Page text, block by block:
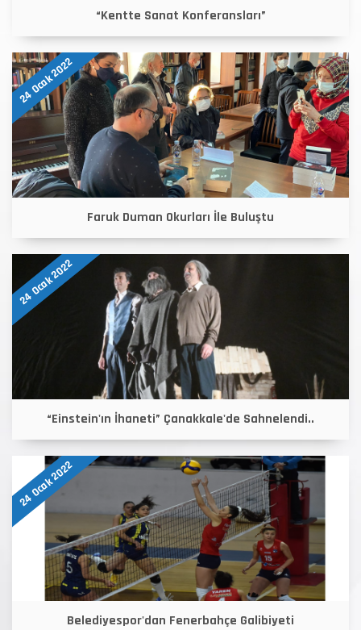
“Kentte Sanat Konferansları”
24 Ocak 2022
Faruk Duman Okurları İle Buluştu
24 Ocak 2022
“Einstein'ın İhaneti” Çanakkale'de Sahnelendi..
24 Ocak 2022
Belediyespor'dan Fenerbahçe Galibiyeti